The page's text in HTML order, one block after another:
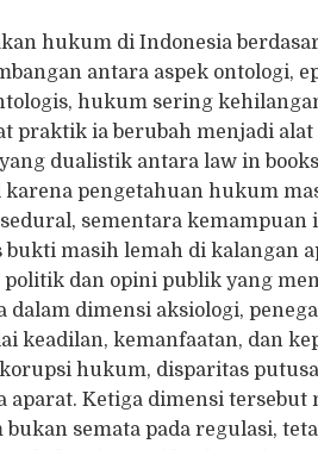
hukum di Indonesia
antara aspek ontologi,
hukum sering
praktik ia berubah menjadi
dualistik antara law in
pengetahuan hukum
sementara
bukti masih lemah di kalangan
dan opini publik yang
dalam dimensi aksiologi,
keadilan, kemanfaatan, dan
hukum, disparitas
aparat. Ketiga dimensi
semata pada regulasi,